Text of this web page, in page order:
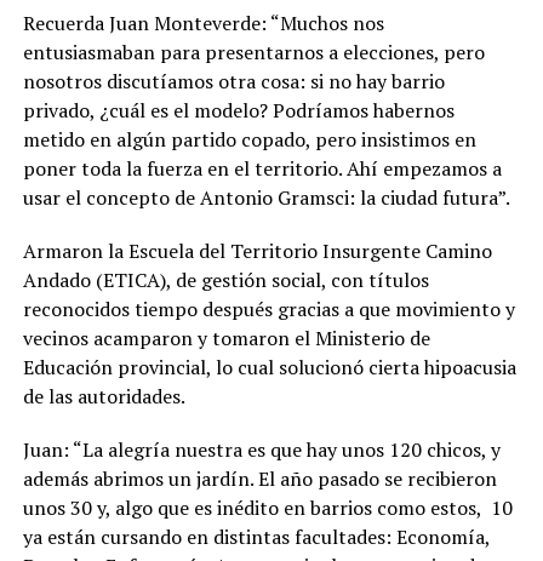
Recuerda Juan Monteverde: “Muchos nos
entusiasmaban para presentarnos a elecciones, pero
nosotros discutíamos otra cosa: si no hay barrio
privado, ¿cuál es el modelo? Podríamos habernos
metido en algún partido copado, pero insistimos en
poner toda la fuerza en el territorio. Ahí empezamos a
usar el concepto de Antonio Gramsci: la ciudad futura”.
Armaron la Escuela del Territorio Insurgente Camino
Andado (ETICA), de gestión social, con títulos
reconocidos tiempo después gracias a que movimiento y
vecinos acamparon y tomaron el Ministerio de
Educación provincial, lo cual solucionó cierta hipoacusia
de las autoridades.
Juan: “La alegría nuestra es que hay unos 120 chicos, y
además abrimos un jardín. El año pasado se recibieron
unos 30 y, algo que es inédito en barrios como estos, 10
ya están cursando en distintas facultades: Economía,